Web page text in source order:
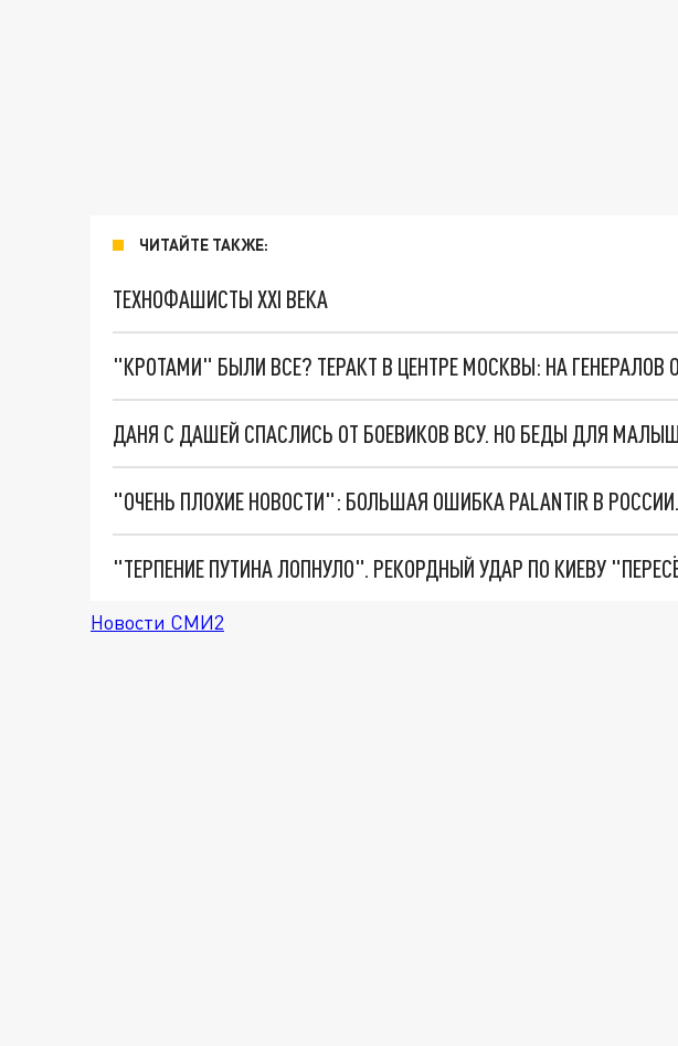
ЧИТАЙТЕ ТАКЖЕ:
ТЕХНОФАШИСТЫ XXI ВЕКА
"КРОТАМИ" БЫЛИ ВСЕ? ТЕРАКТ В ЦЕНТРЕ МОСКВЫ: НА
ДАНЯ С ДАШЕЙ СПАСЛИСЬ ОТ БОЕВИКОВ ВСУ. НО БЕДЫ ДЛЯ
Новости СМИ2